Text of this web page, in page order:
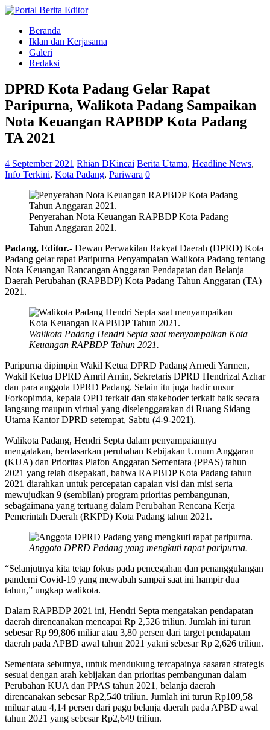
Beranda
Iklan dan Kerjasama
Galeri
Redaksi
DPRD Kota Padang Gelar Rapat
Paripurna, Walikota Padang Sampaikan
Nota Keuangan RAPBDP Kota Padang
TA 2021
4 September 2021 Rhian DKincai Berita Utama, Headline News,
Info Terkini, Kota Padang, Pariwara 0
Penyerahan Nota Keuangan RAPBDP Kota Padang
Tahun Anggaran 2021.
Padang, Editor.- Dewan Perwakilan Rakyat Daerah (DPRD) Kota
Padang gelar rapat Paripurna Penyampaian Walikota Padang tentang
Nota Keuangan Rancangan Anggaran Pendapatan dan Belanja
Daerah Perubahan (RAPBDP) Kota Padang Tahun Anggaran (TA)
2021.
Walikota Padang Hendri Septa saat menyampaikan Kota
Keuangan RAPBDP Tahun 2021.
Paripurna dipimpin Wakil Ketua DPRD Padang Arnedi Yarmen,
Wakil Ketua DPRD Amril Amin, Sekretaris DPRD Hendrizal Azhar
dan para anggota DPRD Padang. Selain itu juga hadir unsur
Forkopimda, kepala OPD terkait dan stakehoder terkait baik secara
langsung maupun virtual yang diselenggarakan di Ruang Sidang
Utama Kantor DPRD setempat, Sabtu (4-9-2021).
Walikota Padang, Hendri Septa dalam penyampaiannya
mengatakan, berdasarkan perubahan Kebijakan Umum Anggaran
(KUA) dan Prioritas Plafon Anggaran Sementara (PPAS) tahun
2021 yang telah disepakati, bahwa RAPBDP Kota Padang tahun
2021 diarahkan untuk percepatan capaian visi dan misi serta
mewujudkan 9 (sembilan) program prioritas pembangunan,
sebagaimana yang tertuang dalam Perubahan Rencana Kerja
Pemerintah Daerah (RKPD) Kota Padang tahun 2021.
Anggota DPRD Padang yang mengkuti rapat paripurna.
“Selanjutnya kita tetap fokus pada pencegahan dan penanggulangan
pandemi Covid-19 yang mewabah sampai saat ini hampir dua
tahun,” ungkap walikota.
Dalam RAPBDP 2021 ini, Hendri Septa mengatakan pendapatan
daerah direncanakan mencapai Rp 2,526 triliun. Jumlah ini turun
sebesar Rp 99,806 miliar atau 3,80 persen dari target pendapatan
daerah pada APBD awal tahun 2021 yakni sebesar Rp 2,626 triliun.
Sementara sebutnya, untuk mendukung tercapainya sasaran strategis
sesuai dengan arah kebijakan dan prioritas pembangunan dalam
Perubahan KUA dan PPAS tahun 2021, belanja daerah
direncanakan sebesar Rp2,540 triliun. Jumlah ini turun Rp109,58
miluar atau 4,14 persen dari pagu belanja daerah pada APBD awal
tahun 2021 yang sebesar Rp2,649 triliun.